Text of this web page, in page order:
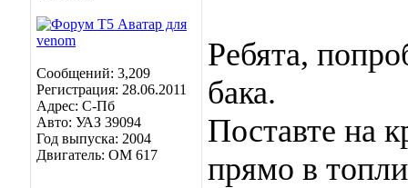
Сообщений: 3,209
Регистрация: 28.06.2011
Адрес: C-Пб
Авто: УАЗ 39094
Год выпуска: 2004
Двигатель: OM 617
Ребята,
бака.
Поставте на
прямо в